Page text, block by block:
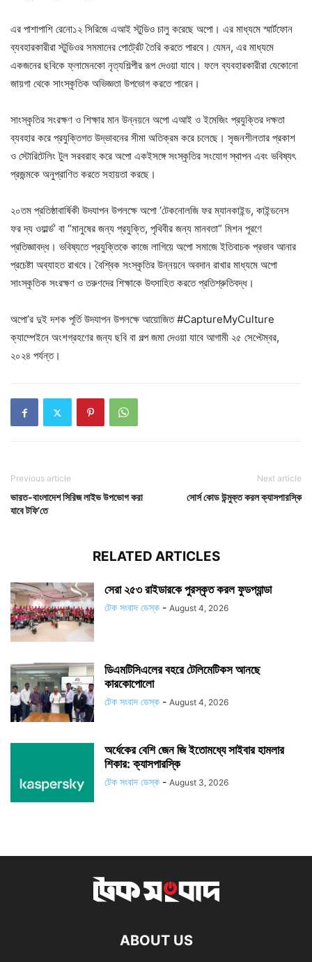
এর পাশাপাশি রেনো১২ সিরিজে এআই স্টুডিও চালু করেছে অপো। এর মাধ্যমে স্মার্টফোন
ব্যবহারকারীরা স্টুডিওর সমমানের পোর্ট্রেট তৈরি করতে পারবে। যেমন, এর মাধ্যমে
একজনের ছবিকে ফ্লামেনকো নৃত্যশিল্পীর রূপ দেওয়া যাবে। ফলে ব্যবহারকারীরা যেকোনো
জায়গা থেকে সাংস্কৃতিক অভিজ্ঞতা উপভোগ করতে পারেন।
সাংস্কৃতির সংরক্ষণ ও শিক্ষার মান উন্নয়নে অপো এআই ও ইমেজিং প্রযুক্তির দক্ষতা
ব্যবহার করে প্রযুক্তিগত উদ্ভাবনের সীমা অতিক্রম করে চলেছে। সৃজনশীলতার প্রকাশ
ও স্টোরিটেলিং টুল সরবরাহ করে অপো একইসঙ্গে সংস্কৃতির সংযোগ স্থাপন এবং ভবিষ্যৎ
প্রজন্মকে অনুপ্রাণিত করতে সহায়তা করছে।
২০তম প্রতিষ্ঠাবার্ষিকী উদযাপন উপলক্ষে অপো ‘টেকনোলজি ফর ম্যানকাইন্ড, কাইন্ডনেস
ফর দ্য ওয়ার্ল্ড’ বা “মানুষের জন্য প্রযুক্তি, পৃথিবীর জন্য মানবতা” মিশন পূরণে
প্রতিজ্ঞাবদ্ধ। ভবিষ্যতে প্রযুক্তিকে কাজে লাগিয়ে অপো সমাজে ইতিবাচক প্রভাব আনার
প্রচেষ্টা অব্যাহত রাখবে। বৈশ্বিক সংস্কৃতির উন্নয়নে অবদান রাখার মাধ্যমে অপো
সাংস্কৃতিক সংরক্ষণ ও তরুণদের শিক্ষাকে উৎসাহিত করতে প্রতিশ্রুতিবদ্ধ।
অপো’র দুই দশক পূর্তি উদযাপন উপলক্ষে আয়োজিত #CaptureMyCulture
ক্যাম্পেইনে অংশগ্রহণের জন্য ছবি বা গল্প জমা দেওয়া যাবে আগামী ২৫ সেপ্টেম্বর,
২০২৪ পর্যন্ত।
Previous article
ভারত-বাংলাদেশ সিরিজ লাইভ উপভোগ করা
যাবে টফি’তে
Next article
সোর্স কোড উন্মুক্ত করল ক্যাসপারস্কি
RELATED ARTICLES
সেরা ২৫৩ রাইডারকে পুরস্কৃত করল ফুডপ্যান্ডা
টেক সংবাদ ডেস্ক - August 4, 2026
ডিএমটিসিএলের বহরে টেলিমেটিকস আনছে
কারকোপোলো
টেক সংবাদ ডেস্ক - August 4, 2026
অর্ধেকের বেশি জেন জি ইতোমধ্যে সাইবার হামলার
শিকার: ক্যাসপারস্কি
টেক সংবাদ ডেস্ক - August 3, 2026
ABOUT US